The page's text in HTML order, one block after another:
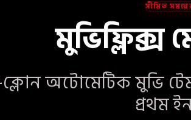
সীমিত
মুভিফ্লিক্স
ক্লোন অটোমেটিক
প্রথম